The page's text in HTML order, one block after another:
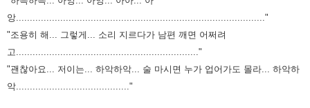
앙.........................................................................................."
"조용히 해... 그렇게... 소리 지르다가 남편 깨면 어쩌려
고.................................................................."
"괜찮아요... 저이는... 하악하악... 술 마시면 누가 업어가도 몰라... 하악하
악........................................."